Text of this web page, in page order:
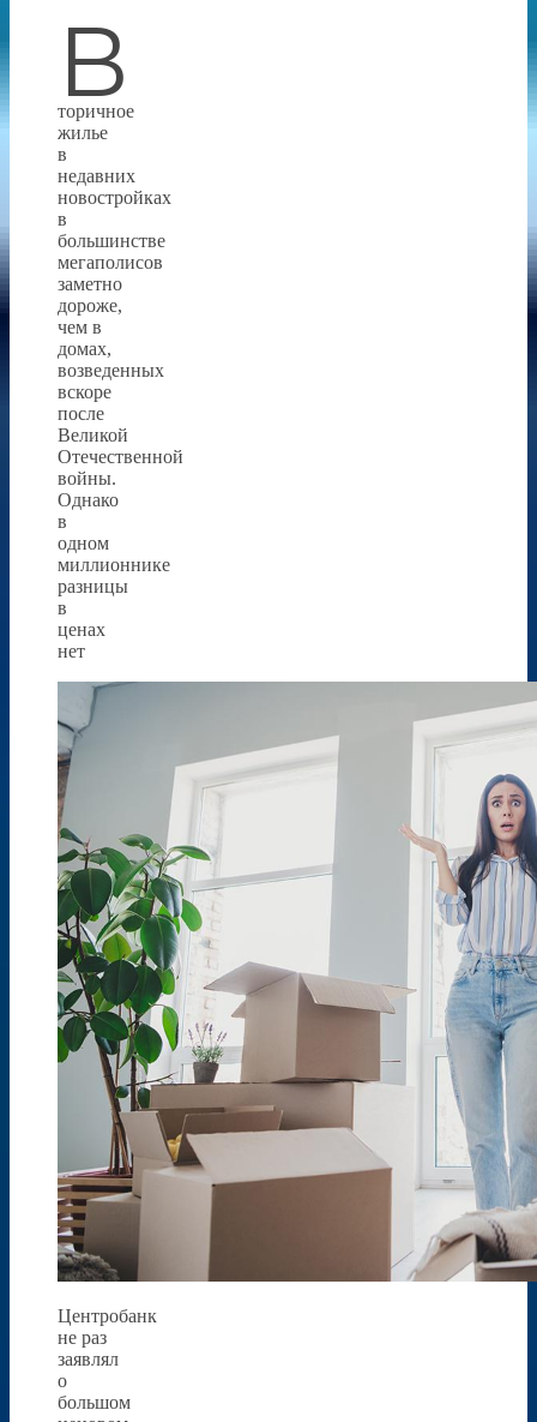
В
торичное
жилье
в
недавних
новостройках
в
большинстве
мегаполисов
заметно
дороже,
чем в
домах,
возведенных
вскоре
после
Великой
Отечественной
войны.
Однако
в
одном
миллионнике
разницы
в
ценах
нет
Центробанк
не раз
заявлял
о
большом